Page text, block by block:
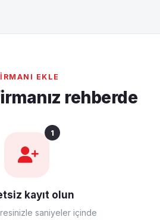
EKLE
rehberde
1
kayıt olun
saniyeler içinde